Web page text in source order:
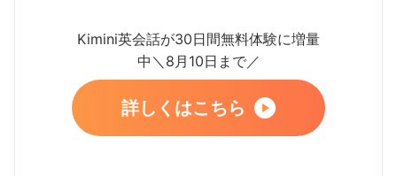
Kimini英会話が30日間無料体験に増量
中＼8月10日まで／
詳しくはこちら